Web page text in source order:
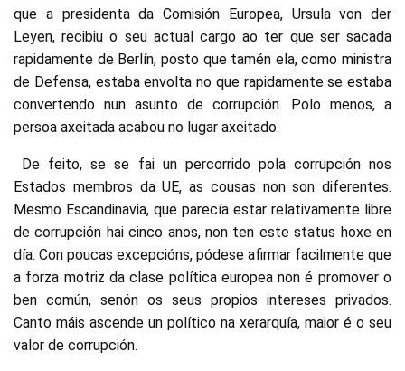
que a presidenta da Comisión Europea, Ursula von der
Leyen, recibiu o seu actual cargo ao ter que ser sacada
rapidamente de Berlín, posto que tamén ela, como ministra
de Defensa, estaba envolta no que rapidamente se estaba
convertendo nun asunto de corrupción. Polo menos, a
persoa axeitada acabou no lugar axeitado.
De feito, se se fai un percorrido pola corrupción nos
Estados membros da UE, as cousas non son diferentes.
Mesmo Escandinavia, que parecía estar relativamente libre
de corrupción hai cinco anos, non ten este status hoxe en
día. Con poucas excepcións, pódese afirmar facilmente que
a forza motriz da clase política europea non é promover o
ben común, senón os seus propios intereses privados.
Canto máis ascende un político na xerarquía, maior é o seu
valor de corrupción.